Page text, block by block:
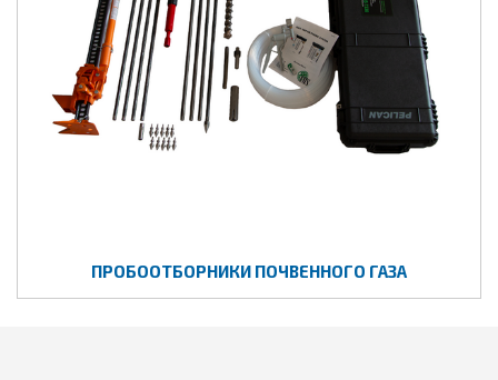
ПРОБООТБОРНИКИ ПОЧВЕННОГО ГАЗА